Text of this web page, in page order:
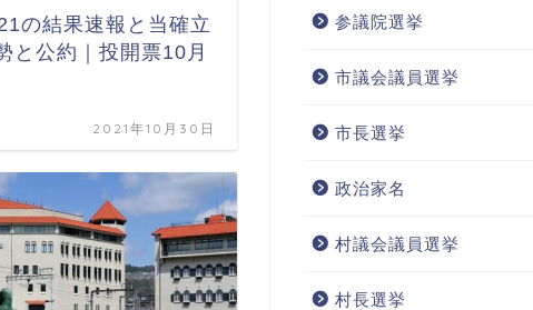
の結果速報と当確立
と公約｜投開票10月
2021年10月30日
参議院選挙
市議会議員選挙
市長選挙
政治家名
村議会議員選挙
村長選挙